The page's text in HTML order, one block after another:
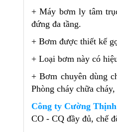
+ Máy bơm ly tâm
đứng đa tầng.
+ Bơm được thiết kế
+ Loại bơm này có
+ Bơm chuyên dùng
Phòng cháy chữa
Công ty Cường
CO - CQ đầy đủ, chế